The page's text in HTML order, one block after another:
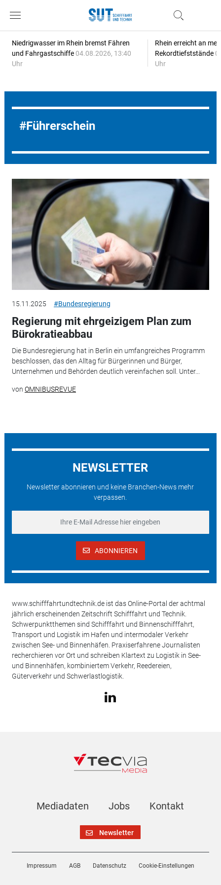
Niedrigwasser im Rhein bremst Fähren
und Fahrgastschiffe 04.08.2026, 13:40
Uhr
Rhein erreicht an
Rekordtiefststände
Uhr
Führerschein
15.11.2025 #Bundesregierung
Regierung mit ehrgeizigem Plan zum
Bürokratieabbau
Die Bundesregierung hat in Berlin ein umfangreiches Programm
beschlossen, das den Alltag für Bürgerinnen und Bürger,
Unternehmen und Behörden deutlich vereinfachen soll. Unter...
von OMNIBUSREVUE
NEWSLETTER
Newsletter abonnieren und keine Branchen-News mehr
verpassen.
ABONNIEREN
www.schifffahrtundtechnik.de ist das Online-Portal der achtmal
jährlich erscheinenden Zeitschrift Schifffahrt und Technik.
Schwerpunktthemen sind Schifffahrt und Binnenschifffahrt,
Transport und Logistik im Hafen und intermodaler Verkehr
zwischen See- und Binnenhäfen. Praxiserfahrene Journalisten
recherchieren vor Ort und schreiben Klartext zu Logistik in See-
und Binnenhäfen, kombiniertem Verkehr, Reedereien,
Güterverkehr und Schwerlastlogistik.
Mediadaten Jobs Kontakt
Newsletter
Impressum AGB Datenschutz Cookie-Einstellungen